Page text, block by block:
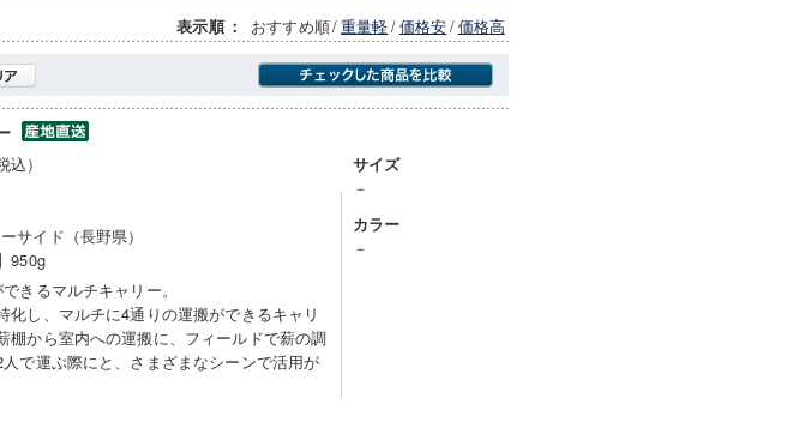
表示順 ： おすすめ順/重量軽/価格安/価格高
）
サイド（長野県）
950g
きるマルチキャリー。
化し、マルチに4通りの運搬ができるキャリ
棚から室内への運搬に、フィールドで薪の調
で運ぶ際にと、さまざまなシーンで活用が
サイズ
－
カラー
－